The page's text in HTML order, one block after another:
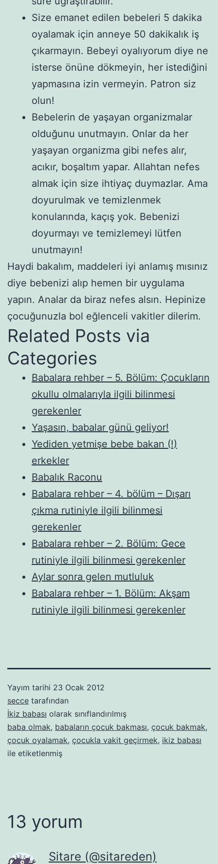
Size emanet edilen bebeleri 5 dakika
oyalamak için anneye 50 dakikalık iş
çıkarmayın. Bebeyi oyalıyorum diye ne
isterse önüne dökmeyin, her istediğini
yapmasına izin vermeyin. Patron siz
olun!
Bebelerin de yaşayan organizmalar
olduğunu unutmayın. Onlar da her
yaşayan organizma gibi nefes alır,
acıkır, boşaltım yapar. Allahtan nefes
almak için size ihtiyaç duymazlar. Ama
doyurulmak ve temizlenmek
konularında, kaçış yok. Bebenizi
doyurmayı ve temizlemeyi lütfen
unutmayın!
Haydi bakalım, maddeleri iyi anlamış mısınız
diye bebenizi alıp hemen bir uygulama
yapın. Analar da biraz nefes alsın. Hepinize
çocuğunuzla bol eğlenceli vakitler dilerim.
Related Posts via
Categories
Babalara rehber – 5. Bölüm: Çocukların
okullu olmalarıyla ilgili bilinmesi
gerekenler
Yaşasın, babalar günü geliyor!
Yediden yetmişe bebe bakan (!)
erkekler
Babalık Raconu
Babalara rehber – 4. bölüm – Dışarı
çıkma rutiniyle ilgili bilinmesi
gerekenler
Babalara rehber – 2. Bölüm: Gece
rutiniyle ilgili bilinmesi gerekenler
Aylar sonra gelen mutluluk
Babalara rehber – 1. Bölüm: Akşam
rutiniyle ilgili bilinmesi gerekenler
Yayım tarihi 23 Ocak 2012
secce tarafından
İkiz babası olarak sınıflandırılmış
baba olmak, babaların çocuk bakması, çocuk bakmak,
çocuk oyalamak, çocukla vakit geçirmek, ikiz babası
ile etiketlenmiş
13 yorum
Sitare (@sitareden)